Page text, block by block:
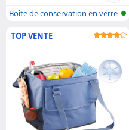
Boîte de conservation en verre
TOP VENTE